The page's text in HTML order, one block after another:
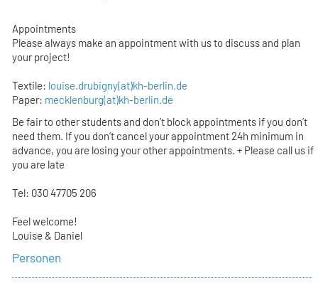
Appointments
Please always make an appointment with us to discuss and plan
your project!
Textile: louise.drubigny(at)kh-berlin.de
Paper: mecklenburg(at)kh-berlin.de
Be fair to other students and don’t block appointments if you don’t
need them. If you don’t cancel your appointment 24h minimum in
advance, you are losing your other appointments. + Please call us if
you are late
Tel: 030 47705 206
Feel welcome!
Louise & Daniel
Personen